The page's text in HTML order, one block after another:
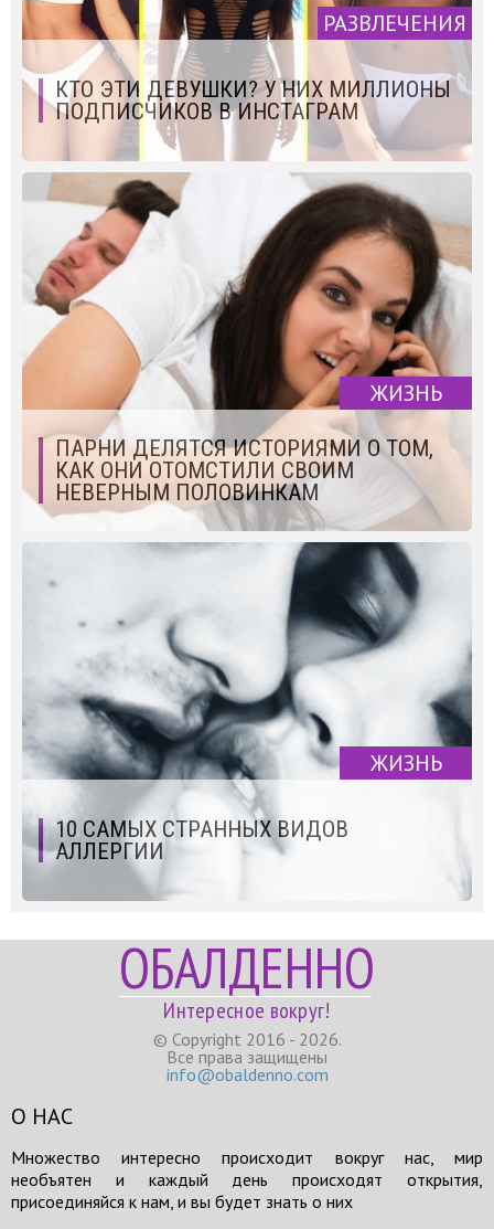
РАЗВЛЕЧЕНИЯ
КТО ЭТИ ДЕВУШКИ? У НИХ МИЛЛИОНЫ
ПОДПИСЧИКОВ В ИНСТАГРАМ
ЖИЗНЬ
ПАРНИ ДЕЛЯТСЯ ИСТОРИЯМИ О ТОМ,
КАК ОНИ ОТОМСТИЛИ СВОИМ
НЕВЕРНЫМ ПОЛОВИНКАМ
ЖИЗНЬ
10 САМЫХ СТРАННЫХ ВИДОВ
АЛЛЕРГИИ
ОБАЛДЕННО
Интересное вокруг!
© Copyright 2016 - 2026.
Все права защищены
info@obaldenno.com
О НАС
Множество интересно происходит вокруг нас, мир
необъятен и каждый день происходят открытия,
присоединяйся к нам, и вы будет знать о них